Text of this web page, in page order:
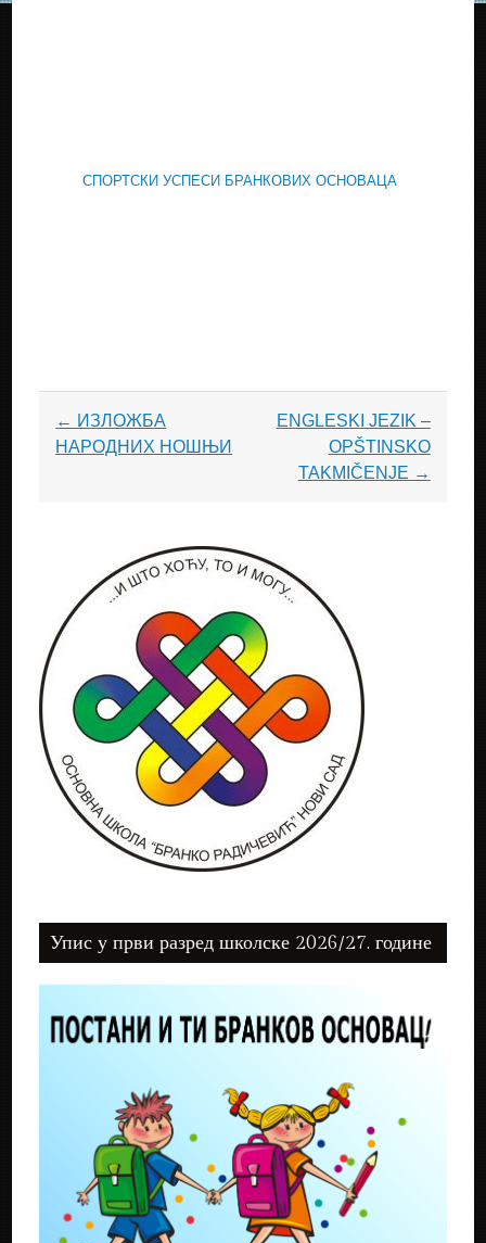
СПОРТСКИ УСПЕСИ БРАНКОВИХ ОСНОВАЦА
Post
navigation
← ИЗЛОЖБА
НАРОДНИХ НОШЊИ
ENGLESKI JEZIK –
OPŠTINSKO
TAKMIČENJE →
Упис у први разред школске 2026/27. године